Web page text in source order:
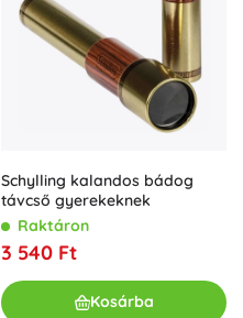
Schylling kalandos bádog
távcső gyerekeknek
Raktáron
3 540 Ft
Kosárba